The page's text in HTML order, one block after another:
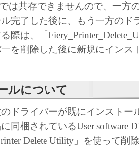
は共存できませんので、一方
完了した後に、もう一方のド
る際は、「
ーを削除した後に新規にインス
ルについて
ドライバーが既にインストー
同梱されているUser software
Delete Utility」を使って削